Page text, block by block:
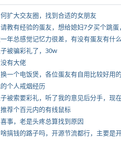
扩大交友圈，找到合适的女朋友
年总感觉记忆力很差，有没有蛋友有什
被骗彩礼了，30w
有大佬
一个电饭煲，各位蛋友有自用比较好用的
个人戒烟经历
被索要彩礼，听了我的意见后分手，现
荐个百元内的有线鼠标
事，老是头疼总算找到原因